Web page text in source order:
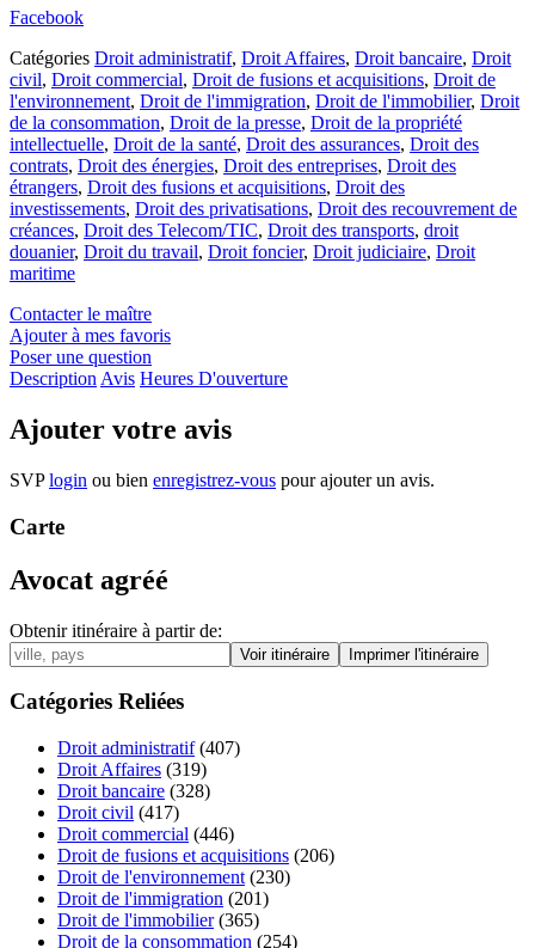
Facebook
Catégories Droit administratif, Droit Affaires, Droit bancaire, Droit
civil, Droit commercial, Droit de fusions et acquisitions, Droit de
l'environnement, Droit de l'immigration, Droit de l'immobilier, Droit
de la consommation, Droit de la presse, Droit de la propriété
intellectuelle, Droit de la santé, Droit des assurances, Droit des
contrats, Droit des énergies, Droit des entreprises, Droit des
étrangers, Droit des fusions et acquisitions, Droit des
investissements, Droit des privatisations, Droit des recouvrement de
créances, Droit des Telecom/TIC, Droit des transports, droit
douanier, Droit du travail, Droit foncier, Droit judiciaire, Droit
maritime
Contacter le maître
Ajouter à mes favoris
Poser une question
Description Avis Heures D'ouverture
Ajouter votre avis
SVPlogin ou bien enregistrez-vous pour ajouter un avis.
Carte
Avocat agréé
Obtenir itinéraire à partir de:
Catégories Reliées
Droit administratif(407)
Droit Affaires (319)
Droit bancaire (328)
Droit civil (417)
Droit commercial (446)
Droit de fusions et acquisitions (206)
Droit de l'environnement (230)
Droit de l'immigration (201)
Droit de l'immobilier(365)
Droit de la consommation (254)